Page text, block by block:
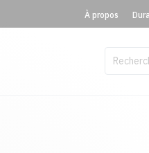
À propos